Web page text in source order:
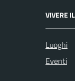
VIVERE
Luoghi
Eventi